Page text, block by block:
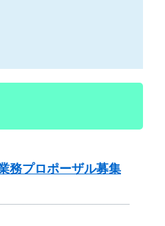
務プロポーザル募集